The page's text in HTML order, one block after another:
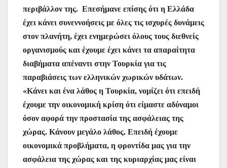
περιβάλλον της. Επεσήμανε επίσης ότι η Ελλάδα
έχει κάνει συνεννοήσεις με όλες τις ισχυρές δυνάμεις
στον πλανήτη, έχει ενημερώσει όλους τους διεθνείς
οργανισμούς και έχουμε έχει κάνει τα απαραίτητα
διαβήματα απέναντι στην Τουρκία για τις
παραβιάσεις των ελληνικών χωρικών υδάτων.
«Κάνει και ένα λάθος η Τουρκία, νομίζει ότι επειδή
έχουμε την οικονομική κρίση ότι είμαστε αδύναμοι
όσον αφορά την προστασία της ασφάλειας της
χώρας. Κάνουν μεγάλο λάθος. Επειδή έχουμε
οικονομικά προβλήματα, η φροντίδα μας για την
ασφάλεια της χώρας και της κυριαρχίας μας είναι